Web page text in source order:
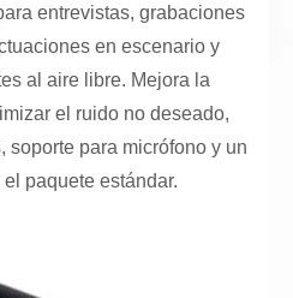
entrevistas, grabaciones
en escenario y
al aire libre. Mejora la
el ruido no deseado,
soporte para micrófono y un
paquete estándar.